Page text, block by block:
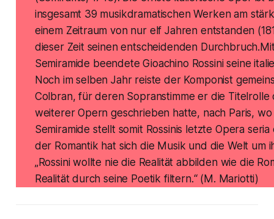
insgesamt 39 musikdramatischen Werken am
einem Zeitraum von nur elf Jahren entstanden
dieser Zeit seinen entscheidenden
Semiramide beendete Gioachino Rossini seine
Noch im selben Jahr reiste der Komponist
Colbran, für deren Sopranstimme er die Titelrolle
weiterer Opern geschrieben hatte, nach Paris,
Semiramide stellt somit Rossinis letzte Opera
der Romantik hat sich die Musik und die Welt um
„Rossini wollte nie die Realität abbilden wie die
Realität durch seine Poetik filtern.“ (M. Mariotti)